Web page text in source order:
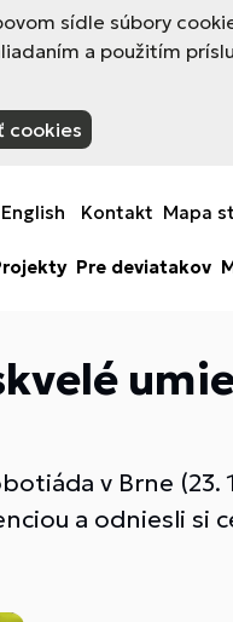
sídle súbory
a použitím
cookies
English Kontakt Mapa
Pre deviatakov
v Brne (23.
a odniesli si